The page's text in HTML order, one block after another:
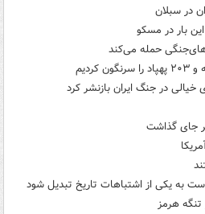
در سبلان
بار در مسکو
خیالی در جنگ ایران بازنشر کرد
به یکی از اشتباهات تاریخ تبدیل شود
هرمز